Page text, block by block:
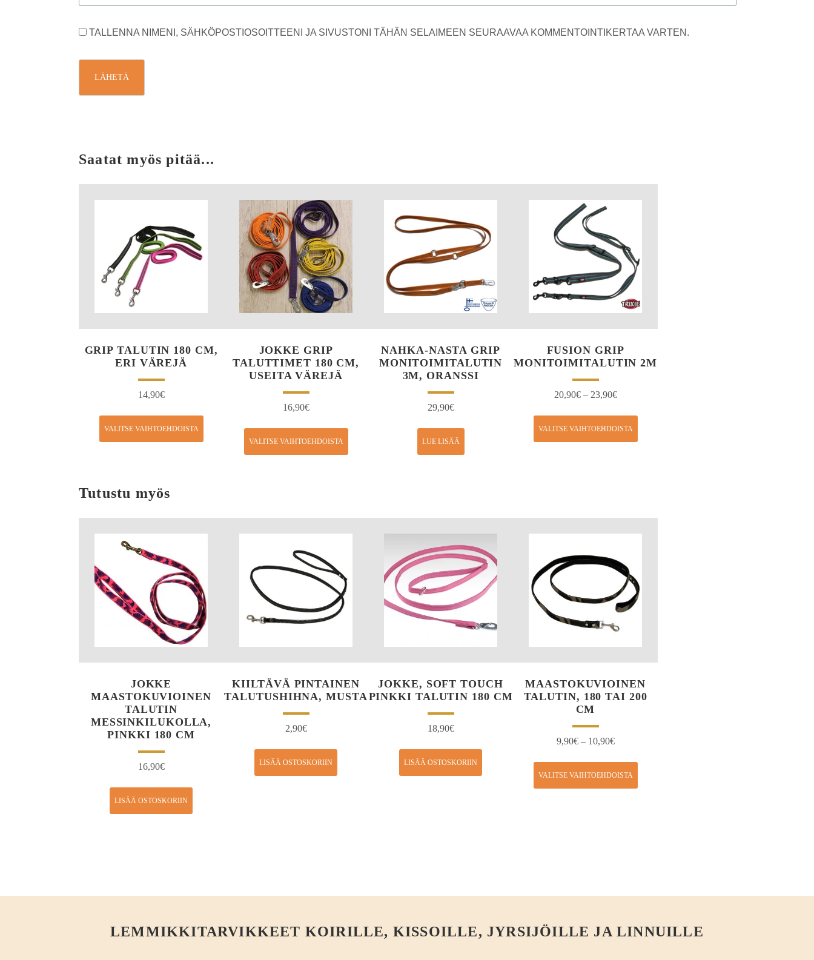
TALLENNA NIMENI, SÄHKÖPOSTIOSOITTEENI JA SIVUSTONI TÄHÄN SELAIMEEN SEURAAVAA KOMMENTOINTIKERTAA VARTEN.
Saatat myös pitää...
GRIP TALUTIN 180 CM,
ERI VÄREJÄ
14,90€
VALITSE VAIHTOEHDOISTA
JOKKE GRIP
TALUTTIMET 180 CM,
USEITA VÄREJÄ
16,90€
VALITSE VAIHTOEHDOISTA
NAHKA-NASTA GRIP
MONITOIMITALUTIN
3M, ORANSSI
29,90€
LUE LISÄÄ
FUSION GRIP
MONITOIMITALUTIN 2M
20,90€ – 23,90€
VALITSE VAIHTOEHDOISTA
Tutustu myös
JOKKE
MAASTOKUVIOINEN
TALUTIN
MESSINKILUKOLLA,
PINKKI 180 CM
16,90€
LISÄÄ OSTOSKORIIN
KIILTÄVÄ PINTAINEN
TALUTUSHIHNA, MUSTA
2,90€
LISÄÄ OSTOSKORIIN
JOKKE, SOFT TOUCH
PINKKI TALUTIN 180 CM
18,90€
LISÄÄ OSTOSKORIIN
MAASTOKUVIOINEN
TALUTIN, 180 TAI 200
CM
9,90€ – 10,90€
VALITSE VAIHTOEHDOISTA
LEMMIKKITARVIKKEET KOIRILLE, KISSOILLE, JYRSIJÖILLE JA LINNUILLE